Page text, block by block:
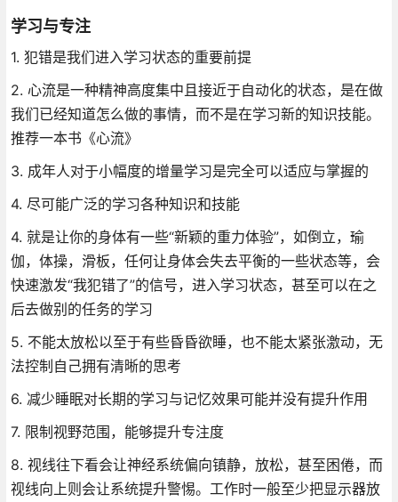
学习与专注
1. 犯错是我们进入学习状态的重要前提
2. 心流是一种精神高度集中且接近于自动化的状态，是在做
我们已经知道怎么做的事情，而不是在学习新的知识技能。
推荐一本书《心流》
3. 成年人对于小幅度的增量学习是完全可以适应与掌握的
4. 尽可能广泛的学习各种知识和技能
4. 就是让你的身体有一些“新颖的重力体验”，如倒立，瑜
伽，体操，滑板，任何让身体会失去平衡的一些状态等，会
快速激发“我犯错了”的信号，进入学习状态，甚至可以在之
后去做别的任务的学习
5. 不能太放松以至于有些昏昏欲睡，也不能太紧张激动，无
法控制自己拥有清晰的思考
6. 减少睡眠对长期的学习与记忆效果可能并没有提升作用
7. 限制视野范围，能够提升专注度
8. 视线往下看会让神经系统偏向镇静，放松，甚至困倦，而
视线向上则会让系统提升警惕。工作时一般至少把显示器放